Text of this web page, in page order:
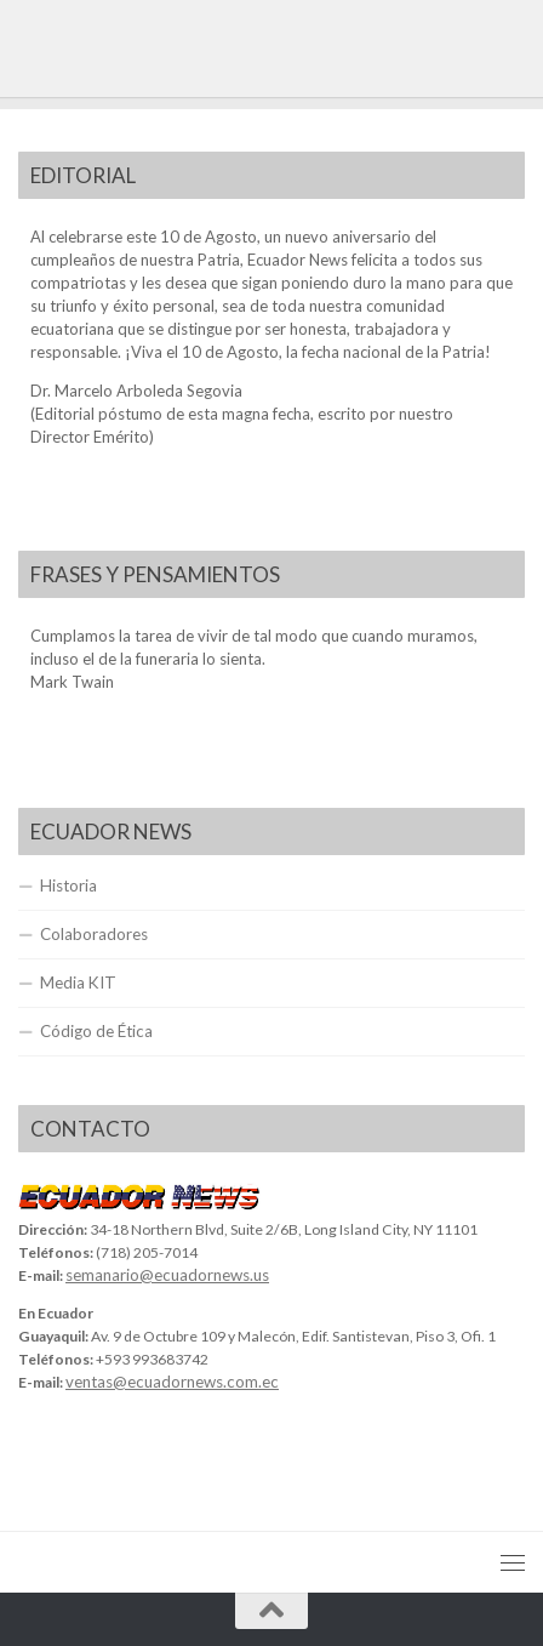
EDITORIAL
Al celebrarse este 10 de Agosto, un nuevo aniversario del
cumpleaños de nuestra Patria, Ecuador News felicita a todos sus
compatriotas y les desea que sigan poniendo duro la mano para que
su triunfo y éxito personal, sea de toda nuestra comunidad
ecuatoriana que se distingue por ser honesta, trabajadora y
responsable. ¡Viva el 10 de Agosto, la fecha nacional de la Patria!
Dr. Marcelo Arboleda Segovia
(Editorial póstumo de esta magna fecha, escrito por nuestro
Director Emérito)
FRASES Y PENSAMIENTOS
Cumplamos la tarea de vivir de tal modo que cuando muramos,
incluso el de la funeraria lo sienta.
Mark Twain
ECUADOR NEWS
Historia
Colaboradores
Media KIT
Código de Ética
CONTACTO
Dirección: 34-18 Northern Blvd, Suite 2/6B, Long Island City, NY 11101
Teléfonos: (718) 205-7014
E-mail: semanario@ecuadornews.us
En Ecuador
Guayaquil:Av. 9 de Octubre 109 y Malecón, Edif. Santistevan, Piso 3, Ofi. 1
Teléfonos:+593 993683742
E-mail:ventas@ecuadornews.com.ec